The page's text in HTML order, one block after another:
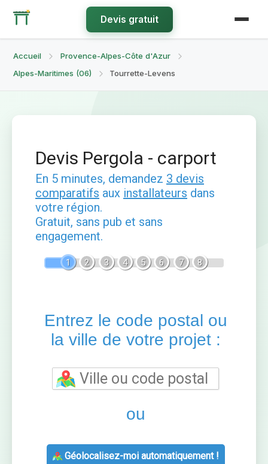
Devis gratuit
Accueil
Provence-Alpes-Côte d'Azur
Alpes-Maritimes (06)
Tourrette-Levens
Devis Pergola - carport
En 5 minutes, demandez 3 devis
comparatifs aux installateurs dans
votre région.
Gratuit, sans pub et sans
engagement.
1 2 3 4 5 6 7 8
Entrez le code postal ou
la ville de votre projet :
ou
Géolocalisez-moi automatiquement !